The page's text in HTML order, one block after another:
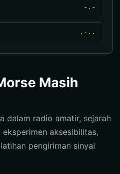
-.-
.-..
Masih
dalam radio amatir, sejarah
aksesibilitas,
pengiriman sinyal